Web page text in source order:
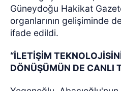
Güneydoğu Hakikat
organlarının gelişiminde
ifade edildi.
“İLETİŞİM
DÖNÜŞÜMÜN DE CANLI